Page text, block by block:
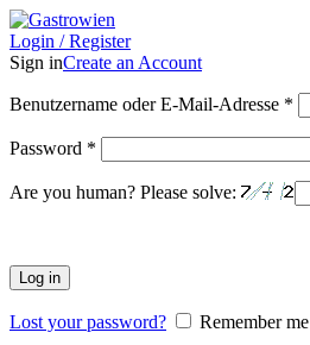
Login / Register
Sign inCreate an Account
Benutzername oder E-Mail-Adresse *
Password *
Are you human? Please solve:
Log in
Lost your password?
Remember me